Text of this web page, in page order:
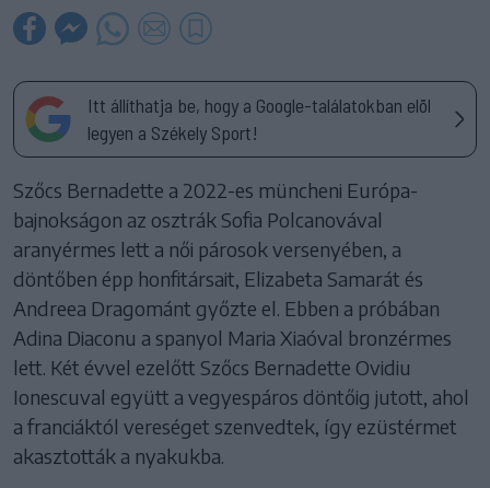
Itt állíthatja be, hogy a Google-találatokban elöl
legyen a Székely Sport!
Szőcs Bernadette a 2022-es müncheni Európa-
bajnokságon az osztrák Sofia Polcanovával
aranyérmes lett a női párosok versenyében, a
döntőben épp honfitársait, Elizabeta Samarát és
Andreea Dragománt győzte el. Ebben a próbában
Adina Diaconu a spanyol Maria Xiaóval bronzérmes
lett. Két évvel ezelőtt Szőcs Bernadette Ovidiu
Ionescuval együtt a vegyespáros döntőig jutott, ahol
a franciáktól vereséget szenvedtek, így ezüstérmet
akasztották a nyakukba.